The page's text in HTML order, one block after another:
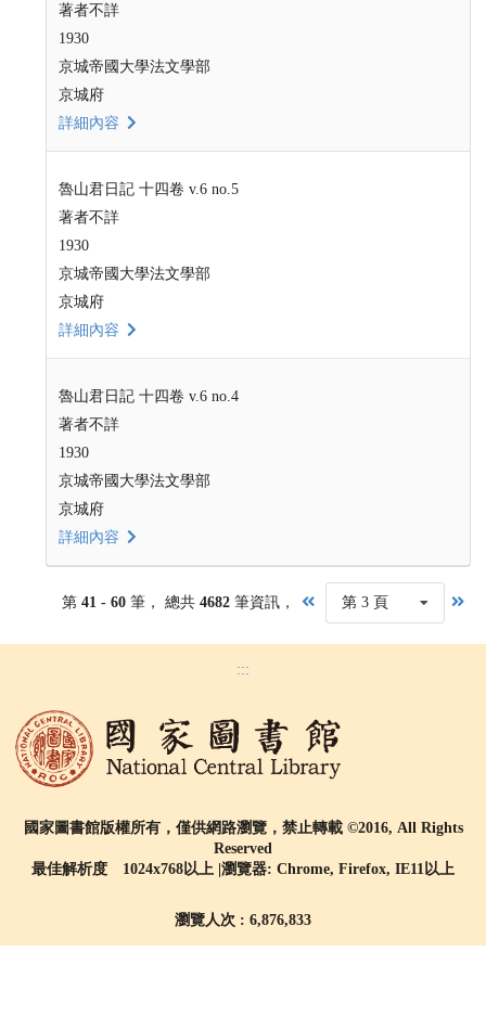
著者不詳
1930
京城帝國大學法文學部
京城府
詳細內容
魯山君日記 十四卷 v.6 no.5
著者不詳
1930
京城帝國大學法文學部
京城府
詳細內容
魯山君日記 十四卷 v.6 no.4
著者不詳
1930
京城帝國大學法文學部
京城府
詳細內容
第 41 - 60 筆， 總共 4682筆資訊， 第 3 頁
:::
國家圖書館版權所有，僅供網路瀏覽，禁止轉載 ©2016, All Rights
Reserved
最佳解析度 1024x768以上 |瀏覽器: Chrome, Firefox, IE11以上
瀏覽人次 : 6,876,833